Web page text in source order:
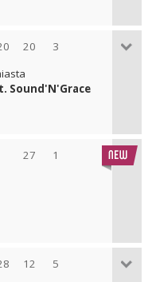
20 3
Sound'N'Grace
27 1
12 5